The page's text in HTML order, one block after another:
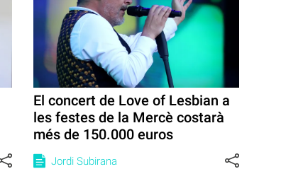
El concert de Love of Lesbian a
les festes de la Mercè costarà
més de 150.000 euros
Jordi Subirana